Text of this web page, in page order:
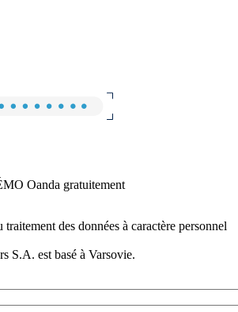
Oanda gratuitement
des données à caractère personnel
S.A. est basé à Varsovie.